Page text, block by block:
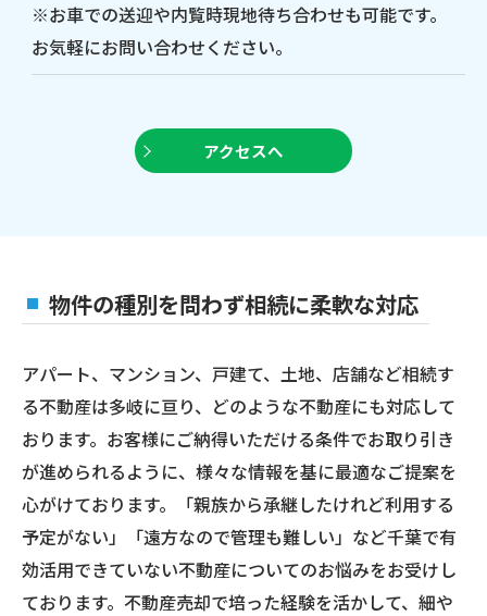
※お車での送迎や内覧時現地待ち合わせも可能です。
お気軽にお問い合わせください。
アクセスへ
物件の種別を問わず相続に柔軟な対応
アパート、マンション、戸建て、土地、店舗など相続す
る不動産は多岐に亘り、どのような不動産にも対応して
おります。お客様にご納得いただける条件でお取り引き
が進められるように、様々な情報を基に最適なご提案を
心がけております。「親族から承継したけれど利用する
予定がない」「遠方なので管理も難しい」など千葉で有
効活用できていない不動産についてのお悩みをお受けし
ております。不動産売却で培った経験を活かして、細や